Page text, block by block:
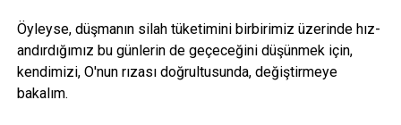
Öyleyse, düşmanın silah tüketimini birbirimiz üzerinde hız-
andırdığımız bu günlerin de geçeceğini düşünmek için,
kendimizi, O'nun rızası doğrultusunda, değiştirmeye
bakalım.